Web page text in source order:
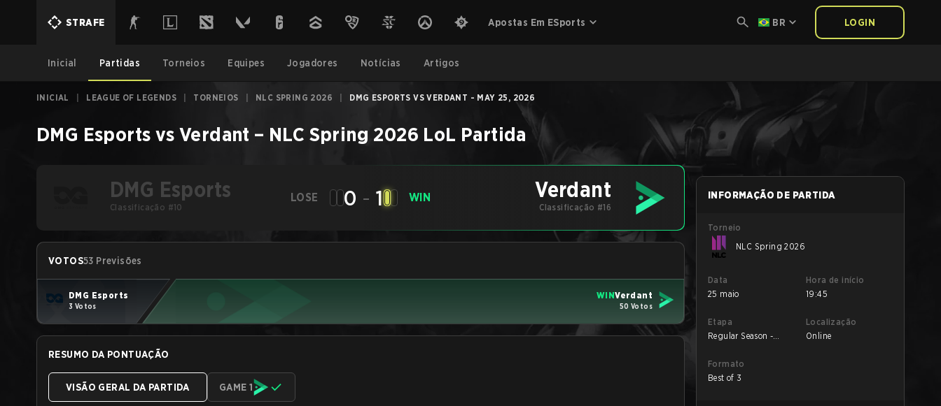
STRAFE Apostas Em ESports BR LOGIN
Inicial Partidas Torneios Equipes Jogadores Notícias Artigos
INICIAL LEAGUE OF LEGENDS TORNEIOS NLC SPRING 2026 DMG ESPORTS VS VERDANT - MAY 25, 2026
DMG Esports vs Verdant – NLC Spring 2026 LoL Partida
DMG Esports
Classificação #10
LOSE 0 - 1 WIN Verdant
Classificação #16
VOTOS53 Previsões
DMG Esports
3 Votos
WINVerdant
50 Votos
RESUMO DA PONTUAÇÃO
VISÃO GERAL DA PARTIDA GAME 1
INFORMAÇÃO DE PARTIDA
Torneio
NLC Spring 2026
Data
25 maio
Hora de início
19:45
Etapa
Regular Season -
Localização
Online
Formato
Best of 3